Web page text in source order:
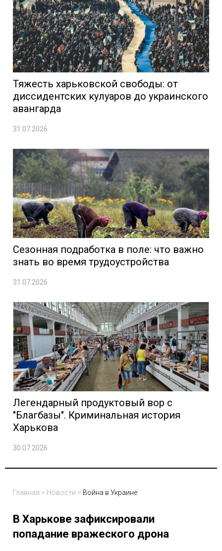
Тяжесть харьковской свободы: от
диссидентских кулуаров до украинского
авангарда
31.07.2026
Сезонная подработка в поле: что важно
знать во время трудоустройства
31.07.2026
Легендарный продуктовый вор с
"Благбазы". Криминальная история
Харькова
30.07.2026
Главная > Новости > Война в Украине
В Харькове зафиксировали
попадание вражеского дрона